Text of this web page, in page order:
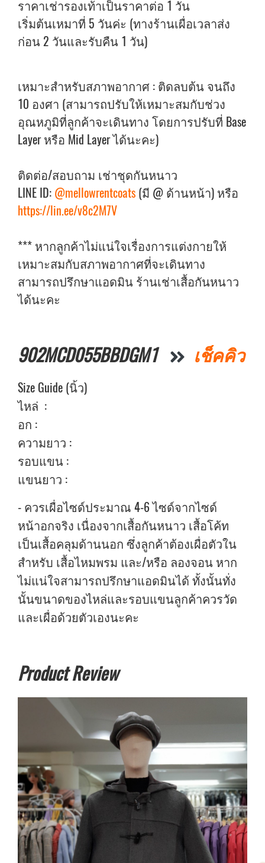
ราคาเช่ารองเท้าเป็นราคาต่อ 1 วัน
เริ่มต้นเหมาที่ 5 วันค่ะ (ทางร้านเผื่อเวลาส่ง
ก่อน 2 วันและรับคืน 1 วัน)
เหมาะสำหรับสภาพอากาศ : ติดลบต้น จนถึง
10 องศา (สามารถปรับให้เหมาะสมกับช่วง
อุณหภูมิที่ลูกค้าจะเดินทาง โดยการปรับที่ Base
Layer หรือ Mid Layer ได้นะคะ)
ติดต่อ/สอบถาม เช่าชุดกันหนาว
LINE ID: @mellowrentcoats (มี @ ด้านหน้า) หรือ
https://lin.ee/v8c2M7V
*** หากลูกค้าไม่แน่ใจเรื่องการแต่งกายให้
เหมาะสมกับสภาพอากาศที่จะเดินทาง
สามารถปรึกษาแอดมิน ร้านเช่าเสื้อกันหนาว
ได้นะคะ
902MCD055BBDGM1 เช็คคิว
Size Guide (นิ้ว)
ไหล่ :
อก :
ความยาว :
รอบแขน :
แขนยาว :
- ควรเผื่อไซด์ประมาณ 4-6 ไซด์จากไซด์
หน้าอกจริง เนื่องจากเสื้อกันหนาว เสื้อโค้ท
เป็นเสื้อคลุมด้านนอก ซึ่งลูกค้าต้องเผื่อตัวใน
สำหรับ เสื้อไหมพรม และ/หรือ ลองจอน หาก
ไม่แน่ใจสามารถปรึกษาแอดมินได้ ทั้งนั้นทั่ง
นั้นขนาดของไหล่และรอบแขนลูกค้าควรวัด
และเผื่อด้วยตัวเองนะคะ
Product Review